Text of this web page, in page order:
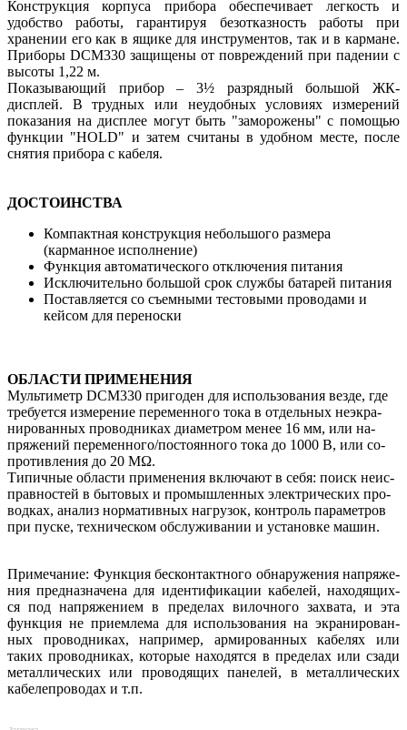
Конструкция корпуса прибора обеспечивает легкость и
удобство работы, гарантируя безотказность работы при
хранении его как в ящике для инструментов, так и в кармане.
Приборы DCM330 защищены от повреждений при падении с
высоты 1,22 м.
Показывающий прибор – 3½ разрядный большой ЖК-
дисплей. В трудных или неудобных условиях измерений
показания на дисплее могут быть "заморожены" с помощью
функции "HOLD" и затем считаны в удобном месте, после
снятия прибора с кабеля.
ДОСТОИНСТВА
Компактная конструкция небольшого размера
(карманное исполнение)
Функция автоматического отключения питания
Исключительно большой срок службы батарей питания
Поставляется со съемными тестовыми проводами и
кейсом для переноски
ОБЛАСТИ ПРИМЕНЕНИЯ
Мультиметр DCM330 пригоден для использования везде, где
требуется измерение переменного тока в отдельных неэкра-
нированных проводниках диаметром менее 16 мм, или на-
пряжений переменного/постоянного тока до 1000 В, или со-
противления до 20 МΩ.
Типичные области применения включают в себя: поиск неис-
правностей в бытовых и промышленных электрических про-
водках, анализ нормативных нагрузок, контроль параметров
при пуске, техническом обслуживании и установке машин.
Примечание: Функция бесконтактного обнаружения напряже-
ния предназначена для идентификации кабелей, находящих-
ся под напряжением в пределах вилочного захвата, и эта
функция не приемлема для использования на экранирован-
ных проводниках, например, армированных кабелях или
таких проводниках, которые находятся в пределах или сзади
металлических или проводящих панелей, в металлических
кабелепроводах и т.п.